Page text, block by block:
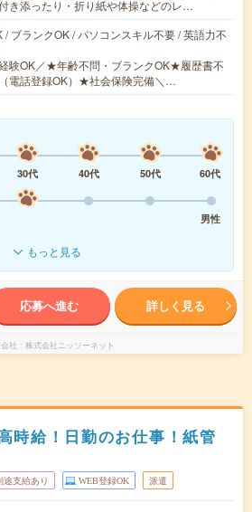
き添ったり・折り紙や体操などのレ…
/ ブランクOK / パソコンスキル不要 / 英語力不
験OK／★年齢不問・ブランクOK★履歴書不
電話登録OK）★社会保険完備＼…
30代 40代 50代
60代
男性
もっと見る
応募へ進む 詳しく見る
社 株式会社ニッソーネット
時給！日勤のお仕事！紙管
途支給あり WEB登録OK 派遣